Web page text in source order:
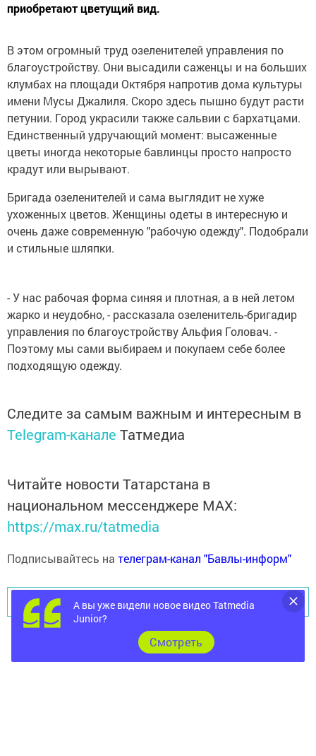
приобретают цветущий вид.
В этом огромный труд озеленителей управления по
благоустройству. Они высадили саженцы и на больших
клумбах на площади Октября напротив дома культуры
имени Мусы Джалиля. Скоро здесь пышно будут расти
петунии. Город украсили также сальвии с бархатцами.
Единственный удручающий момент: высаженные
цветы иногда некоторые бавлинцы просто напросто
крадут или вырывают.
Бригада озеленителей и сама выглядит не хуже
ухоженных цветов. Женщины одеты в интересную и
очень даже современную "рабочую одежду". Подобрали
и стильные шляпки.
- У нас рабочая форма синяя и плотная, а в ней летом
жарко и неудобно, - рассказала озеленитель-бригадир
управления по благоустройству Альфия Головач. -
Поэтому мы сами выбираем и покупаем себе более
подходящую одежду.
Следите за самым важным и интересным в
Telegram-канале Татмедиа
Читайте новости Татарстана в
национальном мессенджере MАХ:
https://max.ru/tatmedia
Подписывайтесь на телеграм-канал "Бавлы-информ"
Перейти на страницу новости
А вы уже видели новое видео Tatmedia
Junior?
Cмотреть